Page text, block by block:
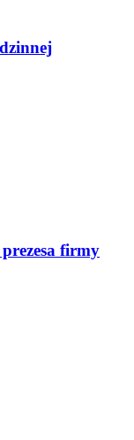
firmy